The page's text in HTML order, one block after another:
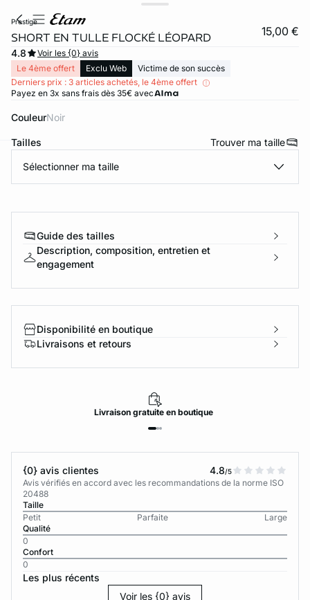
prestige
SHORT EN TULLE FLOCKÉ LÉOPARD 15,00 €
4.8
Voir les {0} avis
Le 4ème offert
Exclu Web
Victime de son succès
Derniers prix : 3 articles achetés, le 4ème offert
Payez en 3x sans frais dès 35€ avec
Couleur noir
Tailles Trouver ma taille
Sélectionner ma taille
Guide des tailles
Description, composition, entretien et
engagement
Disponibilité en boutique
Livraisons et retours
Livraisongratuiteen boutique
{0} avis clientes 4.8/5
Avis vérifiés en accord avec les recommandations de la norme ISO
20488
Taille
Petit
Parfaite
Large
Qualité
0
Confort
0
Les plus récents
Voir les {0} avis